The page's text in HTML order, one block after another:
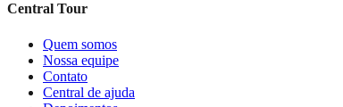
Central Tour
Quem somos
Nossa equipe
Contato
Central de ajuda